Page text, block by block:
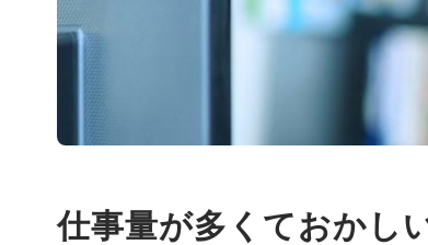
仕事量が多くておかし